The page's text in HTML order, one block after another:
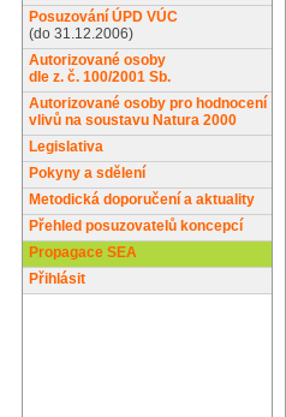
Posuzování ÚPD VÚC
(do 31.12.2006)
Autorizované osoby
dle z. č. 100/2001 Sb.
Autorizované osoby pro hodnocení
vlivů na soustavu Natura 2000
Legislativa
Pokyny a sdělení
Metodická doporučení a aktuality
Přehled posuzovatelů koncepcí
Propagace SEA
Přihlásit